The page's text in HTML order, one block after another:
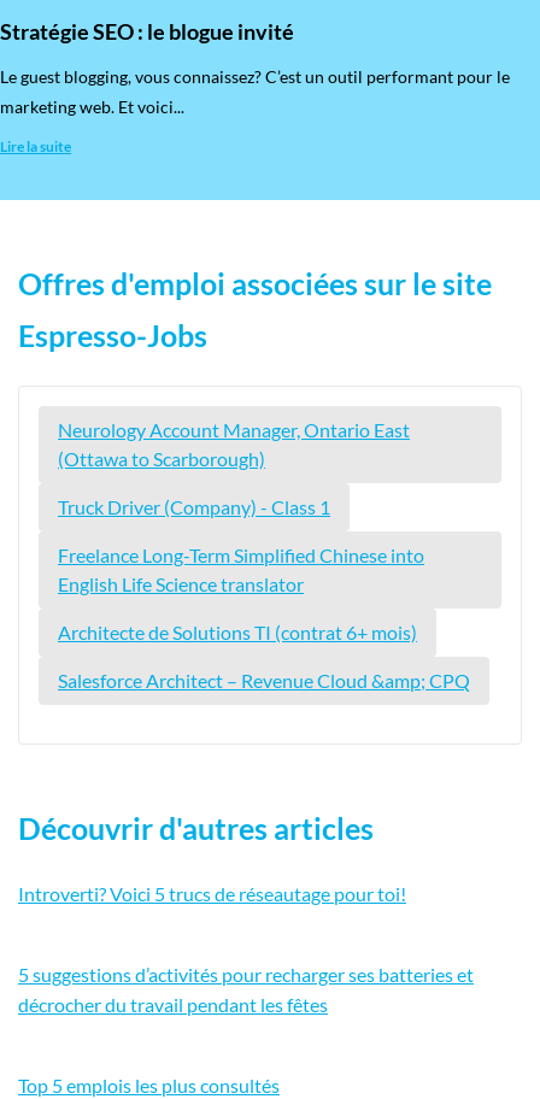
Stratégie SEO : le blogue invité
​Le guest blogging, vous connaissez? C’est un outil performant pour le
marketing web. Et voici...
Lire la suite
Offres d'emploi associées sur le site
Espresso-Jobs
Neurology Account Manager, Ontario East
(Ottawa to Scarborough)
Truck Driver (Company) - Class 1
Freelance Long-Term Simplified Chinese into
English Life Science translator
Architecte de Solutions TI (contrat 6+ mois)
Salesforce Architect – Revenue Cloud &amp; CPQ
Découvrir d'autres articles
Introverti? Voici 5 trucs de réseautage pour toi!
5 suggestions d’activités pour recharger ses batteries et
décrocher du travail pendant les fêtes
Top 5 emplois les plus consultés